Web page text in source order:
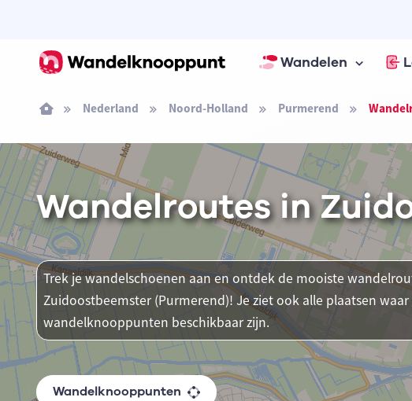
Wandelen
Nederland Noord-Holland Purmerend
Wandelroutes in
Trek je wandelschoenen aan en ontdek de mooiste
Zuidoostbeemster (Purmerend)! Je ziet ook alle plaatsen
wandelknooppunten beschikbaar zijn.
Wandelknooppunten